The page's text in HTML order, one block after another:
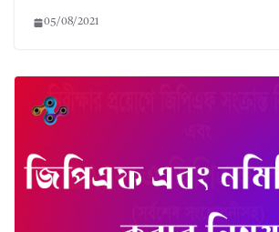
05/08/2021